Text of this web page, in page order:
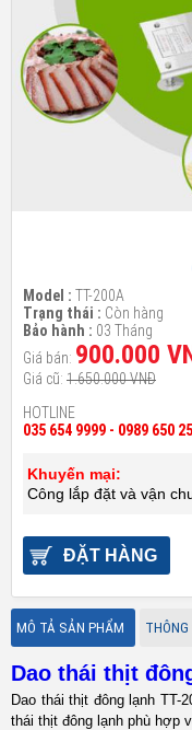
Model : TT-200A
Trạng thái : Còn hàng
Bảo hành : 03 Tháng
Giá bán: 900.000
Giá cũ: 1.650.000 VNĐ
HOTLINE
035 654 9999 - 0989 650
Khuyến mại:
Công lắp đặt và vận
ĐẶT HÀNG
MÔ TẢ SẢN PHẨM
Dao thái thịt
Dao thái thịt đông lạnh
thái thịt đông lạnh phù hợp